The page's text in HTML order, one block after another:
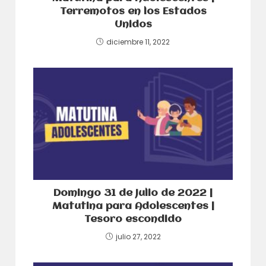
Terremotos en los Estados
Unidos
diciembre 11, 2022
Domingo 31 de Julio de 2022 |
Matutina para Adolescentes |
Tesoro escondido
julio 27, 2022